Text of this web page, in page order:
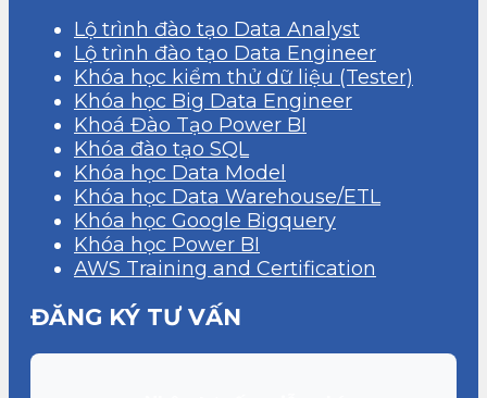
Lộ trình đào tạo Data Analyst
Lộ trình đào tạo Data Engineer
Khóa học kiểm thử dữ liệu (Tester)
Khóa học Big Data Engineer
Khoá Đào Tạo Power BI
Khóa đào tạo SQL
Khóa học Data Model
Khóa học Data Warehouse/ETL
Khóa học Google Bigquery
Khóa học Power BI
AWS Training and Certification
ĐĂNG KÝ TƯ VẤN